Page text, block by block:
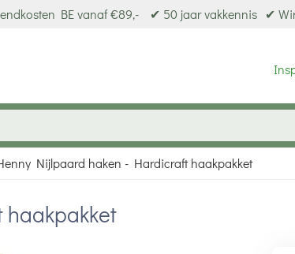
BE vanaf €89,- ✔ 50 jaar vakkennis ✔
Nijlpaard haken - Hardicraft haakpakket